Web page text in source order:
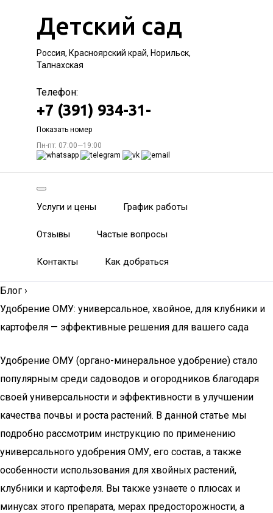
Детский сад
Россия, Красноярский край, Норильск,
Талнахская
Телефон:
+7 (391) 934-31-
Показать номер
Пн-пт: 07:00—19:00
Услуги и цены График работы
Отзывы Частые вопросы
Контакты Как добраться
Блог ›
Удобрение ОМУ: универсальное, хвойное, для клубники и
картофеля — эффективные решения для вашего сада
Удобрение ОМУ (органо-минеральное удобрение) стало
популярным среди садоводов и огородников благодаря
своей универсальности и эффективности в улучшении
качества почвы и роста растений. В данной статье мы
подробно рассмотрим инструкцию по применению
универсального удобрения ОМУ, его состав, а также
особенности использования для хвойных растений,
клубники и картофеля. Вы также узнаете о плюсах и
минусах этого препарата, мерах предосторожности, а